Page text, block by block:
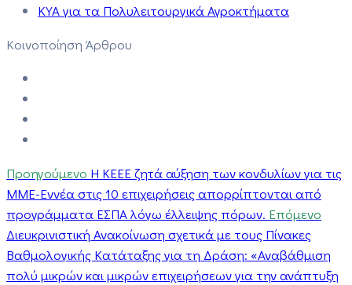
ΚΥΑ για τα Πολυλειτουργικά Αγροκτήματα
Κοινοποίηση Άρθρου
Προηγούμενο Η ΚΕΕΕ ζητά αύξηση των κονδυλίων για τις
ΜΜΕ-Εννέα στις 10 επιχειρήσεις απορρίπτονται από
προγράμματα ΕΣΠΑ λόγω έλλειψης πόρων. Επόμενο
Διευκρινιστική Ανακοίνωση σχετικά με τους Πίνακες
Βαθμολογικής Κατάταξης για τη Δράση: «Αναβάθμιση
πολύ μικρών και μικρών επιχειρήσεων για την ανάπτυξη